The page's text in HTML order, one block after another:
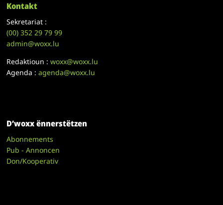
Kontakt
Sekretariat :
(00)352 29 79 99
admin@woxx.lu
Redaktioun :woxx@woxx.lu
Agenda :agenda@woxx.lu
D’woxx ënnerstëtzen
Abonnements
Pub - Annoncen
Don/Kooperativ